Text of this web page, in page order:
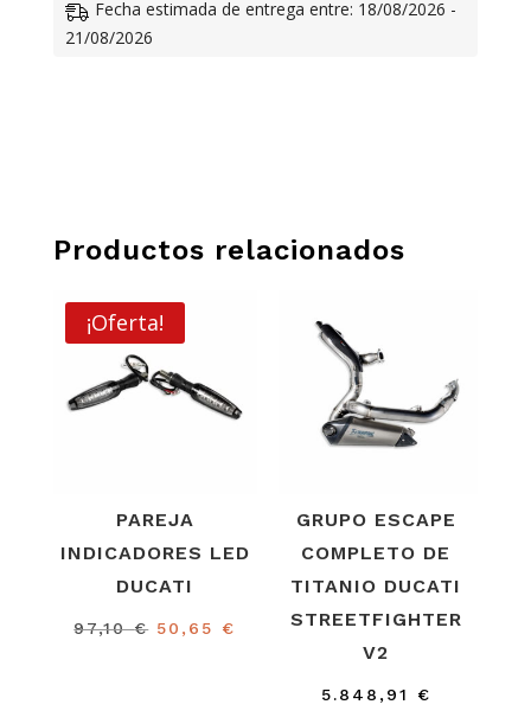
DUCATI
CANTIDAD
Fecha estimada de entrega entre: 18/08/2026 -
21/08/2026
Productos relacionados
¡Oferta!
PAREJA
INDICADORES LED
DUCATI
97,10€ El
50,65 €
GRUPO ESCAPE
COMPLETO DE
TITANIO DUCATI
STREETFIGHTER
V2
5.848,91 €